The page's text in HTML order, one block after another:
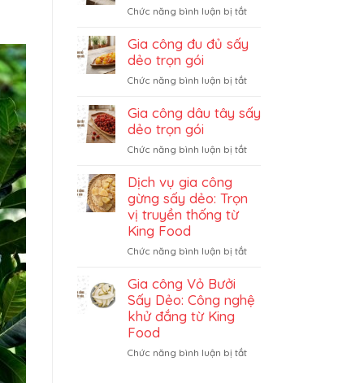
Chức năng bình luận bị tắtở
công
dừa
giòn
đường
Gia công đu đủ sấy
dẻo trọn gói
Chức năng bình luận bị tắtở
công
đu
sấy
gói
Gia công dâu tây sấy
dẻo trọn gói
Chức năng bình luận bị tắtở
tây
trọn
Dịch vụ gia công
gừng sấy dẻo: Trọn
vị truyền thống từ
King Food
Chức năng bình luận bị tắtở
gia
công
dẻo:
Gia công Vỏ Bưởi
Sấy Dẻo: Công nghệ
khử đắng từ King
Food
Chức năng bình luận bị tắtở